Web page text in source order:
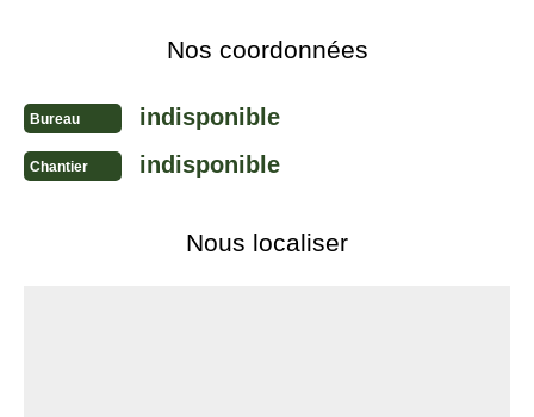
Nos coordonnées
Bureau indisponible
Chantier indisponible
Nous localiser